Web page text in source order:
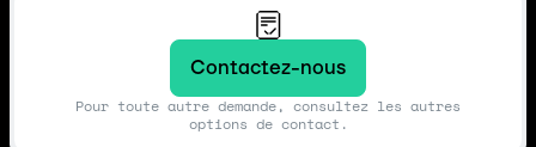
Contactez-nous
Pour toute autre demande, consultez les autres
options de contact.